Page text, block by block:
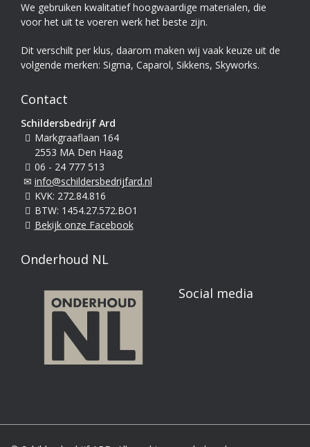
We gebruiken kwalitatief hoogwaardige materialen, die
voor het uit te voeren werk het beste zijn.
Dit verschilt per klus, daarom maken wij vaak keuze uit de
volgende merken: Sigma, Caparol, Sikkens, Skyworks.
Contact
Schildersbedrijf Ard
Markgraaflaan 164
2553 MA Den Haag
06 - 24 777 513
info@schildersbedrijfard.nl
KVK: 272.84.816
BTW: 1454.27.572.BO1
Bekijk onze Facebook
Onderhoud NL
Social media